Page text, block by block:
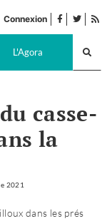
Connexion facebook
twitter
L'Agora
casse-
la
2021
dans les prés